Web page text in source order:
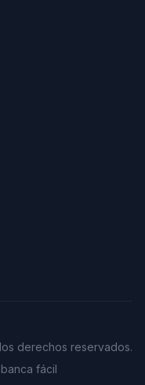
derechos reservados.
fácil